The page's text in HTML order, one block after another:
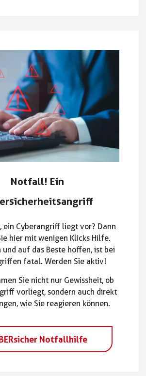
Notfall! Ein
ein Cyberangriff liegt vor? Dann
hier mit wenigen Klicks Hilfe.
und auf das Beste hoffen, ist bei
fatal. Werden Sie aktiv!
Sie nicht nur Gewissheit, ob
vorliegt, sondern auch direkt
wie Sie reagieren können.
Notfallhilfe